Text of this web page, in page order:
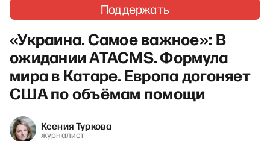
Поддержать
«Украина. Самое важное»: В
ожидании ATACMS. Формула
мира в Катаре. Европа догоняет
США по объёмам помощи
Ксения Туркова
журналист